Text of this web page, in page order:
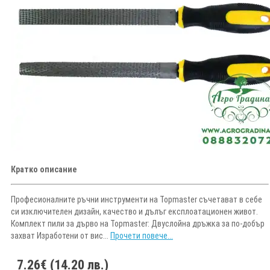
Кратко описание
Професионалните ръчни инструменти на Topmaster съчетават в себе
си изключителен дизайн, качество и дълъг експлоатационен живот.
Комплект пили за дърво на Topmaster: Двуслойна дръжка за по-добър
захват Изработени от вис... Прочети повече...
7.26€ (14.20 лв.)